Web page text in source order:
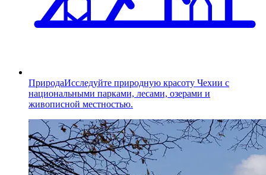
ПриродаИсследуйте природную красоту Чехии с
национальными парками, лесами, озерами и
живописной местностью.